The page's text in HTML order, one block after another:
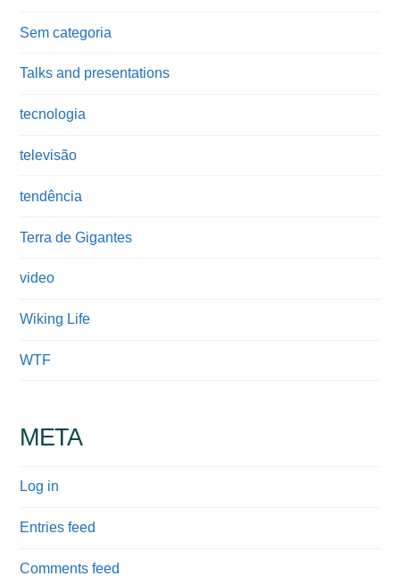
Sem categoria
Talks and presentations
tecnologia
televisão
tendência
Terra de Gigantes
video
Wiking Life
WTF
META
Log in
Entries feed
Comments feed